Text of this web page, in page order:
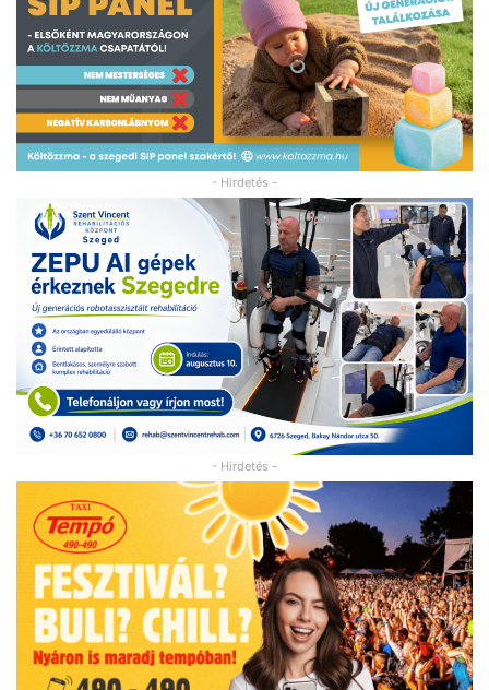
- Hirdetés -
- Hirdetés -